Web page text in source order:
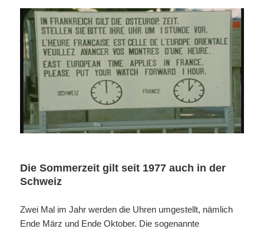
Die Sommerzeit gilt seit 1977 auch in der
Schweiz
Zwei Mal im Jahr werden die Uhren umgestellt, nämlich
Ende März und Ende Oktober. Die sogenannte